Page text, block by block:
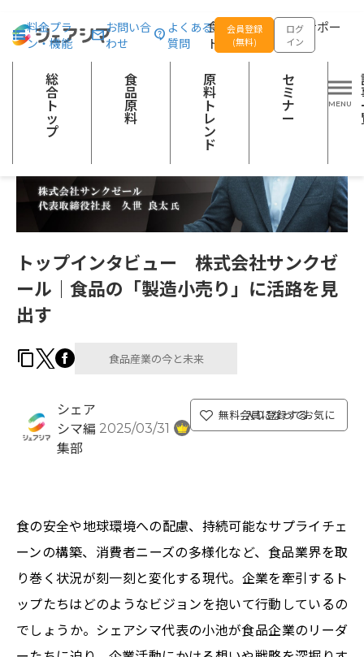
食品の企画開発をサポー
トする
料金プラ
ン・機能
お問い合
わせ
よくある
質問
会員登録
(無料)
ログ
イン
総
合
ト
ッ
プ
食
品
原
料
原
料
ト
レ
ン
ド
セ
ミ
ナ
ー
総合トップ 記事一覧 食品産業の今と未来 トップインタビュー
トップインタビュー 株式会社サンクゼ
ール｜食品の「製造小売り」に活路を見
出す
食品産業の今と未来
シェア
シマ編
集部
2025/03/31
無料会員になってお気に入り登録する
食の安全や地球環境への配慮、持続可能なサプライチェ
ーンの構築、消費者ニーズの多様化など、食品業界を取
り巻く状況が刻一刻と変化する現代。企業を牽引するト
ップたちはどのようなビジョンを抱いて行動しているの
でしょうか。シェアシマ代表の小池が食品企業のリーダ